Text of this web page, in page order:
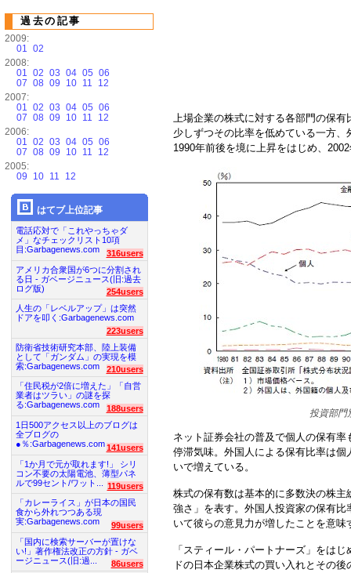
上場企業の株式に対する各部門の保
少しずつその比率を低めている一方
1990年前後を境に上昇をはじめ、
投資部門
ネット証券会社の普及で個人の保有
停滞気味。外国人による保有比率は
いで増えている。
株式の保有数は基本的に多数決の株
強さ」を表す。外国人投資家の保有
いて彼らの意見力が増したことを意味
「スティール・パートナーズ」をは
ドの日本企業株式の買い入れとその
過去の記事
2009:
01 02
2008:
01 02 03 04 05 06
07 08 09 10 11
12
2007:
01 02 03 04 05 06
07 08 09 10 11
12
2006:
01 02 03 04 05 06
07 08 09 10 11
12
2005:
09
10 11 12
はてブ上位記事
電話応対で「これやっちゃダ
メ」なチェックリスト10項
目:Garbagenews.com
316users
アメリカ合衆国が6つに分割され
る日 - ガベージニュース(旧:過去
ログ版)
254users
人生の「レベルアップ」は突然
ドアを叩く:Garbagenews.com
223users
防衛省技術研究本部、陸上装備
として「ガンダム」の実現を模
索:Garbagenews.com
210users
「住民税が2倍に増えた」「自営
業者はツラい」の謎を探
る:Garbagenews.com
188users
1日500アクセス以上のブログは
全ブログの
●％:Garbagenews.com 141users
「1か月で元が取れます!」 シリ
コン不要の太陽電池、薄型パネ
ルで99セント/ワット...
119users
「カレーライス」が日本の国民
食から外れつつある現
実:Garbagenews.com
99users
「国内に検索サーバーが置けな
い!」著作権法改正の方針 - ガベ
ージニュース(旧:過...
86users